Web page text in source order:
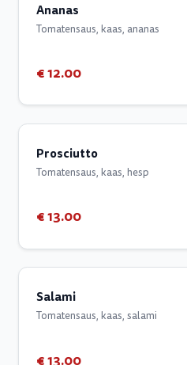
Ananas
Tomatensaus, kaas, ananas
€ 12.00
Prosciutto
Tomatensaus, kaas, hesp
€ 13.00
Salami
Tomatensaus, kaas, salami
€ 13.00